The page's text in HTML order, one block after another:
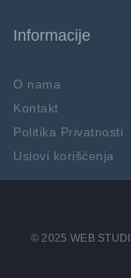
Informacije
O nama
Kontakt
Politika Privatnosti
Uslovi korišćenja
© 2025 WEB